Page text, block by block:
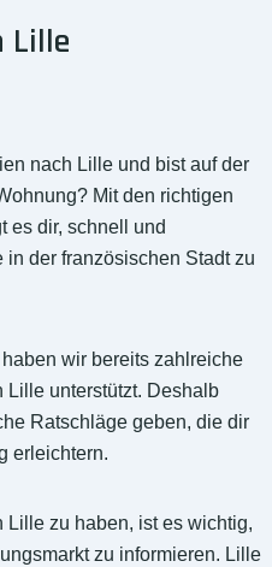
Lille
nach Lille und bist auf der
Mit den richtigen
es dir, schnell und
der französischen Stadt zu
wir bereits zahlreiche
Lille unterstützt. Deshalb
Ratschläge geben, die dir
erleichtern.
Lille zu haben, ist es wichtig,
zu informieren. Lille